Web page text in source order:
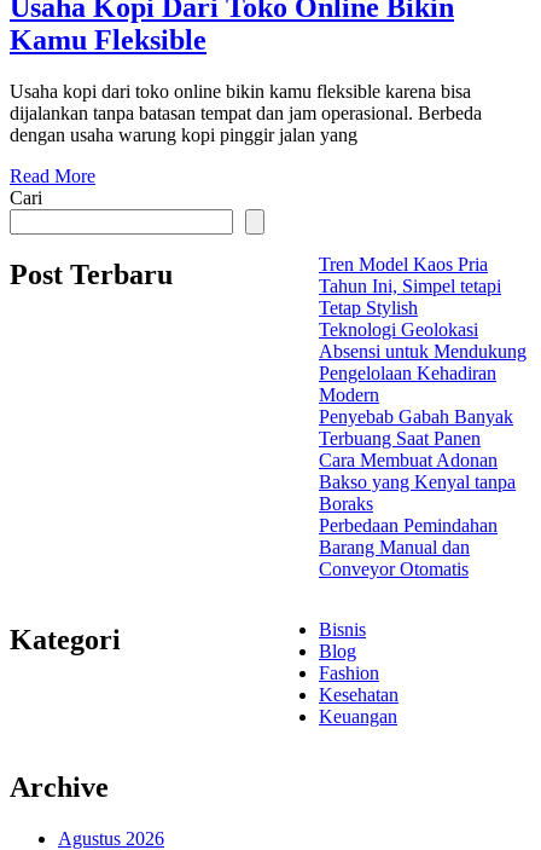
Usaha Kopi Dari Toko Online Bikin
Kamu Fleksible
Usaha kopi dari toko online bikin kamu fleksible karena bisa
dijalankan tanpa batasan tempat dan jam operasional. Berbeda
dengan usaha warung kopi pinggir jalan yang
Read More
Cari
Post Terbaru
Tren Model Kaos Pria
Tahun Ini, Simpel tetapi
Tetap Stylish
Teknologi Geolokasi
Absensi untuk Mendukung
Pengelolaan Kehadiran
Modern
Penyebab Gabah Banyak
Terbuang Saat Panen
Cara Membuat Adonan
Bakso yang Kenyal tanpa
Boraks
Perbedaan Pemindahan
Barang Manual dan
Conveyor Otomatis
Kategori
Bisnis
Blog
Fashion
Kesehatan
Keuangan
Archive
Agustus 2026